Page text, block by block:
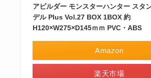
アビルダー モンスターハンター スタ
デル Plus Vol.27 BOX 1BOX 約
H120×W275×D145ｍｍ PVC・ABS
Amazon
楽天市場